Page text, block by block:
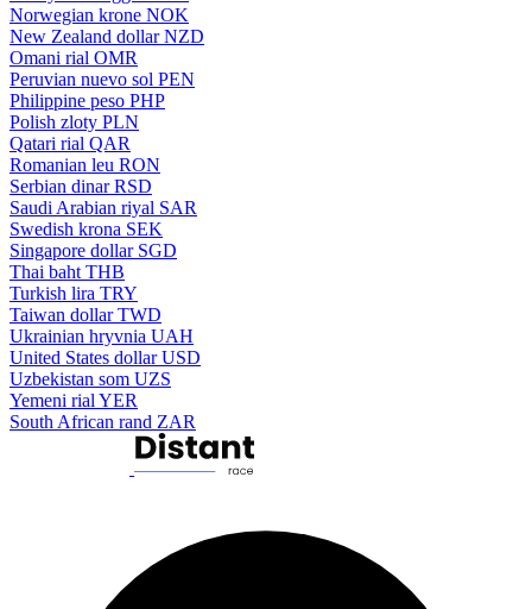
Norwegian krone NOK
New Zealand dollar NZD
Omani rial OMR
Peruvian nuevo sol PEN
Philippine peso PHP
Polish zloty PLN
Qatari rial QAR
Romanian leu RON
Serbian dinar RSD
Saudi Arabian riyal SAR
Swedish krona SEK
Singapore dollar SGD
Thai baht THB
Turkish lira TRY
Taiwan dollar TWD
Ukrainian hryvnia UAH
United States dollar USD
Uzbekistan som UZS
Yemeni rial YER
South African rand ZAR